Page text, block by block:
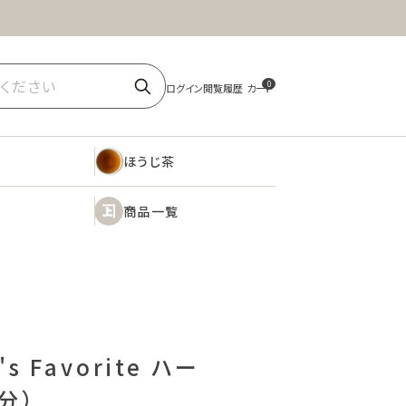
0
商品一覧
ほうじ茶
商品一覧
Favorite ハー
）